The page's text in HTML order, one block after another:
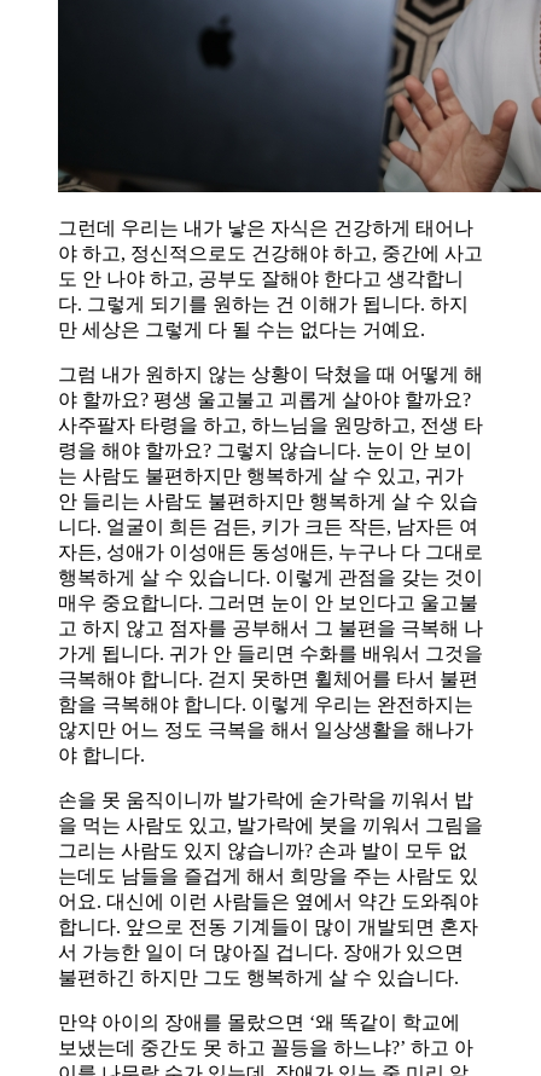
그런데 우리는 내가 낳은 자식은 건강하게 태어나
야 하고, 정신적으로도 건강해야 하고, 중간에 사고
도 안 나야 하고, 공부도 잘해야 한다고 생각합니
다. 그렇게 되기를 원하는 건 이해가 됩니다. 하지
만 세상은 그렇게 다 될 수는 없다는 거예요.
그럼 내가 원하지 않는 상황이 닥쳤을 때 어떻게 해
야 할까요? 평생 울고불고 괴롭게 살아야 할까요?
사주팔자 타령을 하고, 하느님을 원망하고, 전생 타
령을 해야 할까요? 그렇지 않습니다. 눈이 안 보이
는 사람도 불편하지만 행복하게 살 수 있고, 귀가
안 들리는 사람도 불편하지만 행복하게 살 수 있습
니다. 얼굴이 희든 검든, 키가 크든 작든, 남자든 여
자든, 성애가 이성애든 동성애든, 누구나 다 그대로
행복하게 살 수 있습니다. 이렇게 관점을 갖는 것이
매우 중요합니다. 그러면 눈이 안 보인다고 울고불
고 하지 않고 점자를 공부해서 그 불편을 극복해 나
가게 됩니다. 귀가 안 들리면 수화를 배워서 그것을
극복해야 합니다. 걷지 못하면 휠체어를 타서 불편
함을 극복해야 합니다. 이렇게 우리는 완전하지는
않지만 어느 정도 극복을 해서 일상생활을 해나가
야 합니다.
손을 못 움직이니까 발가락에 숟가락을 끼워서 밥
을 먹는 사람도 있고, 발가락에 붓을 끼워서 그림을
그리는 사람도 있지 않습니까? 손과 발이 모두 없
는데도 남들을 즐겁게 해서 희망을 주는 사람도 있
어요. 대신에 이런 사람들은 옆에서 약간 도와줘야
합니다. 앞으로 전동 기계들이 많이 개발되면 혼자
서 가능한 일이 더 많아질 겁니다. 장애가 있으면
불편하긴 하지만 그도 행복하게 살 수 있습니다.
만약 아이의 장애를 몰랐으면 ‘왜 똑같이 학교에
보냈는데 중간도 못 하고 꼴등을 하느냐?’ 하고 아